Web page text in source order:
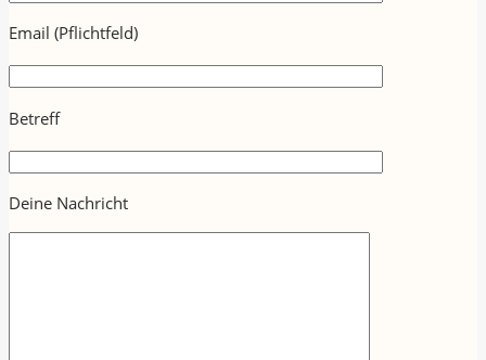
Email (Pflichtfeld)
Betreff
Deine Nachricht